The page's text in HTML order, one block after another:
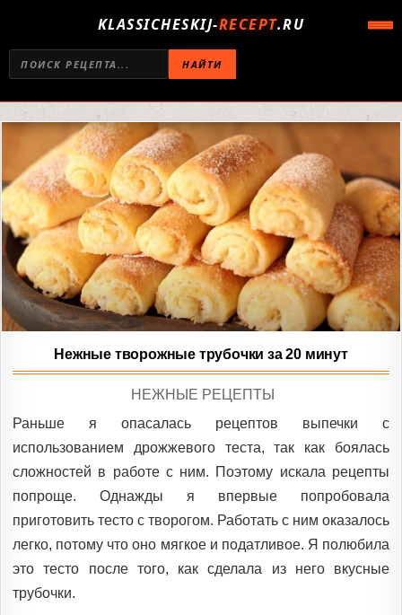
KLASSICHESKIJ-RECEPT.RU
НАЙТИ
Нежные творожные трубочки за 20 минут
POSTED
НЕЖНЫЕ РЕЦЕПТЫ
Раньше я опасалась рецептов выпечки с
использованием дрожжевого теста, так как боялась
сложностей в работе с ним. Поэтому искала рецепты
попроще. Однажды я впервые попробовала
приготовить тесто с творогом. Работать с ним оказалось
легко, потому что оно мягкое и податливое. Я полюбила
это тесто после того, как сделала из него вкусные
трубочки.